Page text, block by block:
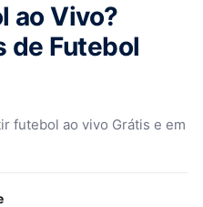
ao Vivo?
de Futebol
futebol ao vivo Grátis e em